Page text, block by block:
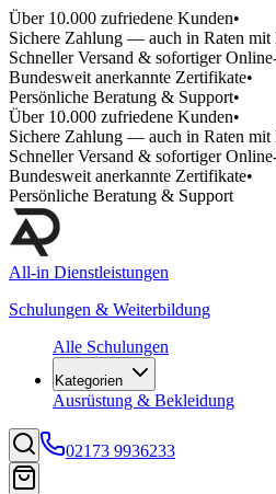
Über 10.000 zufriedene Kunden•
Sichere Zahlung — auch in Raten mit
Schneller Versand & sofortiger
Bundesweit anerkannte Zertifikate•
Persönliche Beratung & Support•
Über 10.000 zufriedene Kunden•
Sichere Zahlung — auch in Raten mit
Schneller Versand & sofortiger
Bundesweit anerkannte Zertifikate•
Persönliche Beratung & Support
All-in Dienstleistungen
Schulungen & Weiterbildung
Alle Schulungen
Kategorien
Ausrüstung & Bekleidung
02173 9936233